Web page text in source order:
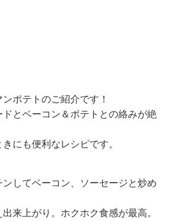
ポテトのご紹介です！
とベーコン＆ポテトとの絡みが絶
にも便利なレシピです。
してベーコン、ソーセージと炒め
来上がり。ホクホク食感が最高。